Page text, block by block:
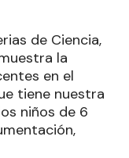
de Ciencia,
la
en el
tiene nuestra
niños de 6